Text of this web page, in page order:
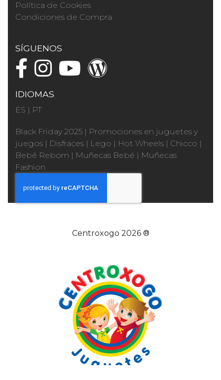
Política de Cookies
Condiciones de Compra
SÍGUENOS
IDIOMAS
ES | PT
Black Friday 2025 | Promociones en juguetes y
juegos | Disfraces | Lego | Hot Wheels | Chicco |
Bebé Reborn | Muñecas Bebé | Muñecas
Fashion
Centroxogo 2026 ®